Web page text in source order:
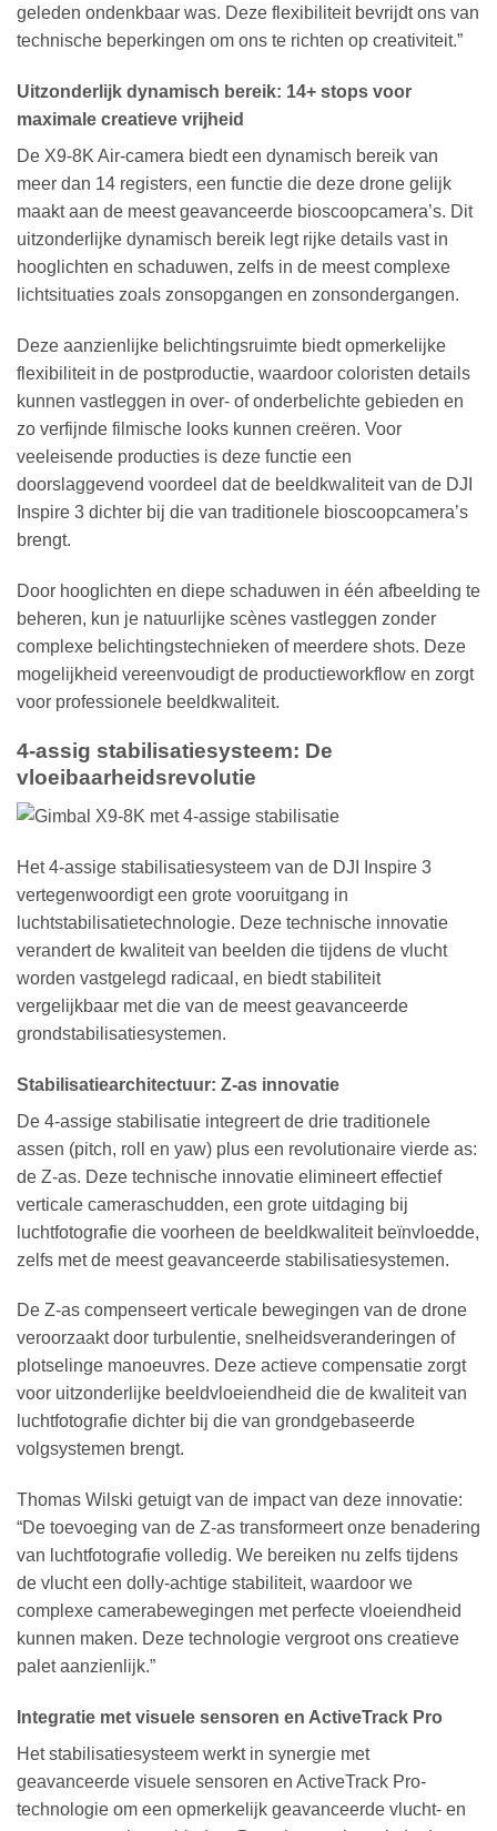
geleden ondenkbaar was. Deze flexibiliteit bevrijdt ons van
technische beperkingen om ons te richten op creativiteit.”
Uitzonderlijk dynamisch bereik: 14+ stops voor
maximale creatieve vrijheid
De X9-8K Air-camera biedt een dynamisch bereik van
meer dan 14 registers, een functie die deze drone gelijk
maakt aan de meest geavanceerde bioscoopcamera’s. Dit
uitzonderlijke dynamisch bereik legt rijke details vast in
hooglichten en schaduwen, zelfs in de meest complexe
lichtsituaties zoals zonsopgangen en zonsondergangen.
Deze aanzienlijke belichtingsruimte biedt opmerkelijke
flexibiliteit in de postproductie, waardoor coloristen details
kunnen vastleggen in over- of onderbelichte gebieden en
zo verfijnde filmische looks kunnen creëren. Voor
veeleisende producties is deze functie een
doorslaggevend voordeel dat de beeldkwaliteit van de DJI
Inspire 3 dichter bij die van traditionele bioscoopcamera’s
brengt.
Door hooglichten en diepe schaduwen in één afbeelding te
beheren, kun je natuurlijke scènes vastleggen zonder
complexe belichtingstechnieken of meerdere shots. Deze
mogelijkheid vereenvoudigt de productieworkflow en zorgt
voor professionele beeldkwaliteit.
4-assig stabilisatiesysteem: De
vloeibaarheidsrevolutie
Het 4-assige stabilisatiesysteem van de DJI Inspire 3
vertegenwoordigt een grote vooruitgang in
luchtstabilisatietechnologie. Deze technische innovatie
verandert de kwaliteit van beelden die tijdens de vlucht
worden vastgelegd radicaal, en biedt stabiliteit
vergelijkbaar met die van de meest geavanceerde
grondstabilisatiesystemen.
Stabilisatiearchitectuur: Z-as innovatie
De 4-assige stabilisatie integreert de drie traditionele
assen (pitch, roll en yaw) plus een revolutionaire vierde as:
de Z-as. Deze technische innovatie elimineert effectief
verticale cameraschudden, een grote uitdaging bij
luchtfotografie die voorheen de beeldkwaliteit beïnvloedde,
zelfs met de meest geavanceerde stabilisatiesystemen.
De Z-as compenseert verticale bewegingen van de drone
veroorzaakt door turbulentie, snelheidsveranderingen of
plotselinge manoeuvres. Deze actieve compensatie zorgt
voor uitzonderlijke beeldvloeiendheid die de kwaliteit van
luchtfotografie dichter bij die van grondgebaseerde
volgsystemen brengt.
Thomas Wilski getuigt van de impact van deze innovatie:
“De toevoeging van de Z-as transformeert onze benadering
van luchtfotografie volledig. We bereiken nu zelfs tijdens
de vlucht een dolly-achtige stabiliteit, waardoor we
complexe camerabewegingen met perfecte vloeiendheid
kunnen maken. Deze technologie vergroot ons creatieve
palet aanzienlijk.”
Integratie met visuele sensoren en ActiveTrack Pro
Het stabilisatiesysteem werkt in synergie met
geavanceerde visuele sensoren en ActiveTrack Pro-
technologie om een opmerkelijk geavanceerde vlucht- en